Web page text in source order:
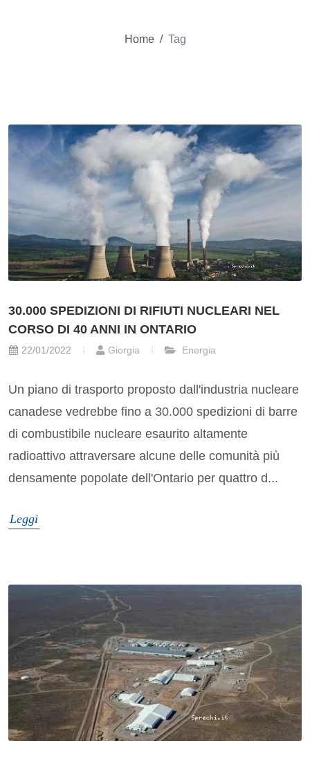
Home / Tag
30.000 SPEDIZIONI DI RIFIUTI NUCLEARI NEL
CORSO DI 40 ANNI IN ONTARIO
22/01/2022 Giorgia Energia
Un piano di trasporto proposto dall'industria nucleare
canadese vedrebbe fino a 30.000 spedizioni di barre
di combustibile nucleare esaurito altamente
radioattivo attraversare alcune delle comunità più
densamente popolate dell'Ontario per quattro d...
Leggi